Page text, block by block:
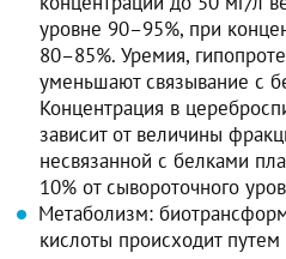
уровне 90–95%, при
80–85%. Уремия,
уменьшают связывание с
Концентрация в
зависит от величины
несвязанной с белками
10% от сывороточного
Метаболизм:
кислоты происходит